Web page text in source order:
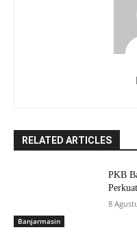
RELATED ARTICLES
Banjarmasin
PKB
8